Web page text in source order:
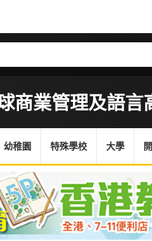
商業管理及語言
幼稚園 特殊學校 大學